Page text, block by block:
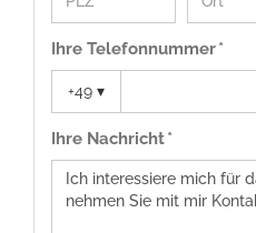
Ihre Telefonnummer *
+49 ▾
Ihre Nachricht *